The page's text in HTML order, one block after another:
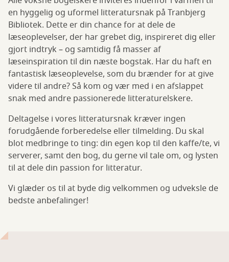
en hyggelig og uformel litteratursnak på Tranbjerg
Bibliotek. Dette er din chance for at dele de
læseoplevelser, der har grebet dig, inspireret dig eller
gjort indtryk – og samtidig få masser af
læseinspiration til din næste bogstak. Har du haft en
fantastisk læseoplevelse, som du brænder for at give
videre til andre? Så kom og vær med i en afslappet
snak med andre passionerede litteraturelskere.
Deltagelse i vores litteratursnak kræver ingen
forudgående forberedelse eller tilmelding. Du skal
blot medbringe to ting: din egen kop til den kaffe/te, vi
serverer, samt den bog, du gerne vil tale om, og lysten
til at dele din passion for litteratur.
Vi glæder os til at byde dig velkommen og udveksle de
bedste anbefalinger!